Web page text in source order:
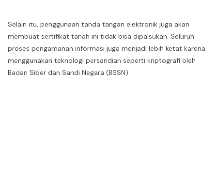
Selain itu, penggunaan tanda tangan elektronik juga akan
membuat sertifikat tanah ini tidak bisa dipalsukan. Seluruh
proses pengamanan informasi juga menjadi lebih ketat karena
menggunakan teknologi persandian seperti kriptografi oleh
Badan Siber dan Sandi Negara (BSSN).